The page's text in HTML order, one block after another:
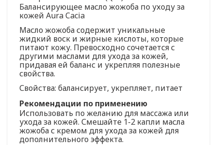
Балансирующее масло жожоба по уходу за
кожей Aura Cacia
Масло жожоба содержит уникальные
жидкий воск и жирные кислоты, которые
питают кожу. Превосходно сочетается с
другими маслами для ухода за кожей,
придавая ей баланс и укрепляя полезные
свойства.
Свойства: балансирует, укрепляет, питает
Рекомендации по применению
Использовать по желанию для массажа или
ухода за кожей. Смешайте 1-2 капли масла
жожоба с кремом для ухода за кожей для
дополнительного эффекта.